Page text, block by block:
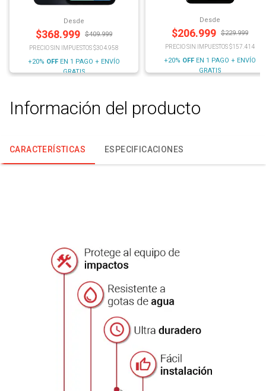
Desde
$368.999 $409.999
PRECIO SIN IMPUESTOS $304.958
+20% OFF EN 1 PAGO + ENVÍO
GRATIS
Desde
$206.999 $229.999
PRECIO SIN IMPUESTOS $157.414
+20% OFF EN 1 PAGO + ENVÍO
GRATIS
Información del producto
CARACTERÍSTICAS ESPECIFICACIONES